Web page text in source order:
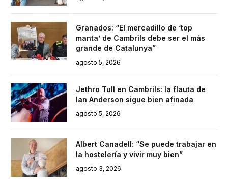
Granados: “El mercadillo de ‘top
manta’ de Cambrils debe ser el más
grande de Catalunya”
agosto 5, 2026
Jethro Tull en Cambrils: la flauta de
Ian Anderson sigue bien afinada
agosto 5, 2026
Albert Canadell: “Se puede trabajar en
la hostelería y vivir muy bien”
agosto 3, 2026